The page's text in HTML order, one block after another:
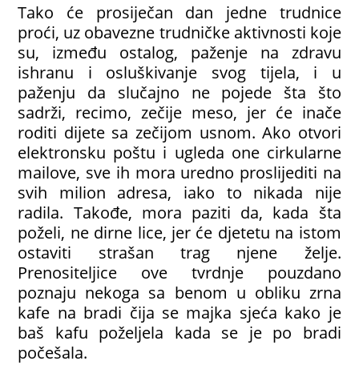
Tako će prosiječan dan jedne trudnice
proći, uz obavezne trudničke aktivnosti koje
su, između ostalog, paženje na zdravu
ishranu i osluškivanje svog tijela, i u
paženju da slučajno ne pojede šta što
sadrži, recimo, zečije meso, jer će inače
roditi dijete sa zečijom usnom. Ako otvori
elektronsku poštu i ugleda one cirkularne
mailove, sve ih mora uredno proslijediti na
svih milion adresa, iako to nikada nije
radila. Takođe, mora paziti da, kada šta
poželi, ne dirne lice, jer će djetetu na istom
ostaviti strašan trag njene želje.
Prenositeljice ove tvrdnje pouzdano
poznaju nekoga sa benom u obliku zrna
kafe na bradi čija se majka sjeća kako je
baš kafu poželjela kada se je po bradi
počešala.